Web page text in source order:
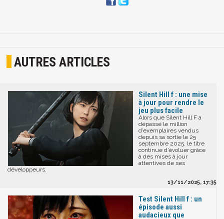
AUTRES ARTICLES
Silent Hill f : une mise
à jour pour rendre le
jeu plus facile
Alors que Silent Hill F a
dépassé le million
d’exemplaires vendus
depuis sa sortie le 25
septembre 2025, le titre
continue d’évoluer grâce
à des mises à jour
attentives de ses
développeurs.
13/11/2025, 17:35
Test Silent Hill f : un
épisode aussi
audacieux que